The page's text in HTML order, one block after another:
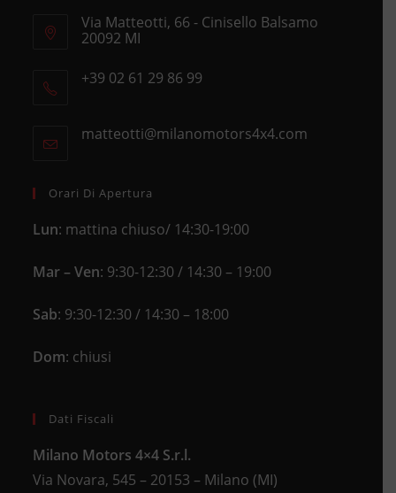
Via Matteotti, 66 - Cinisello Balsamo
20092 MI
in
+39 02 61 29 86 99
your
matteotti@milanomotors4x4.comOpens
Orari Di Apertura
Lun: mattina chiuso/ 14:30-19:00
Mar – Ven: 9:30-12:30 / 14:30 – 19:00
Sab: 9:30-12:30 / 14:30 – 18:00
Dom: chiusi
Dati Fiscali
Milano Motors 4×4 S.r.l.
Via Novara, 545 – 20153 – Milano (MI)